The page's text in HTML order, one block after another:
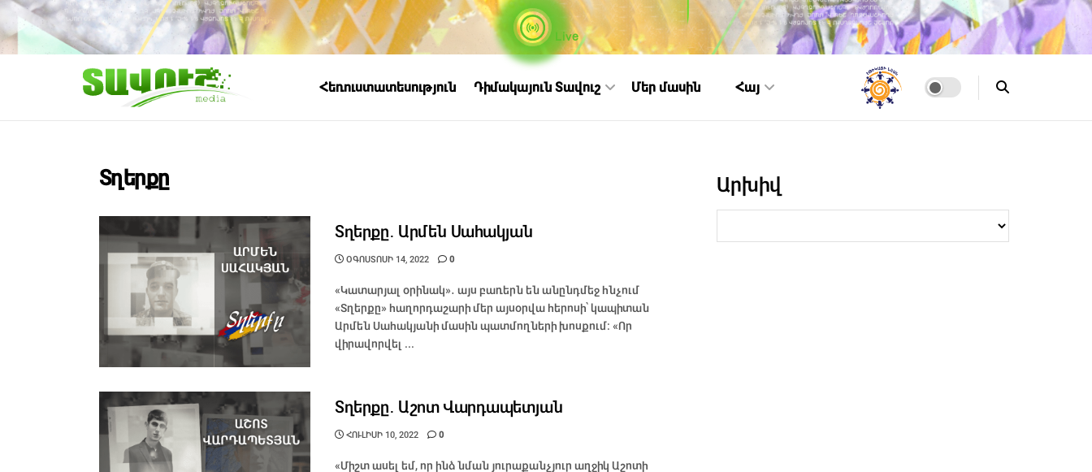
Live
Հեռուստատեսություն Դիմակայուն Տավուշ Մեր մասին Հայ
Տղերքը
Տղերքը․ Արմեն Սահակյան
ՕԳՈՍՏՈՍԻ 14, 2022 0
«Կատարյալ օրինակ»․ այս բառերն են անընդմեջ հնչում
«Տղերքը» հաղորդաշարի մեր այսօրվա հերոսի՝ կապիտան
Արմեն Սահակյանի մասին պատմողների խոսքում։ «Որ
վիրավորվել ...
Տղերքը․ Աշոտ Վարդապետյան
ՀՈՒԼԻՍԻ 10, 2022 0
«Միշտ ասել եմ, որ ինձ նման յուրաքանչյուր աղջիկ Աշոտի
Արխիվ